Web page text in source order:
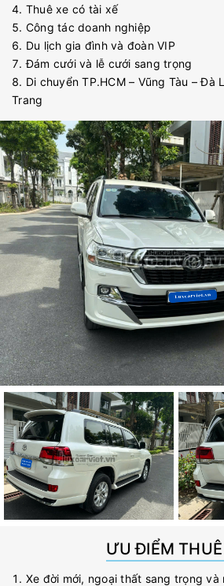
Thuê xe có tài xế
Công tác doanh nghiệp
Du lịch gia đình và đoàn VIP
Đám cưới và lễ cưới sang trọng
Di chuyển TP.HCM – Vũng Tàu – Đà
Trang
ƯU ĐIỂM THUÊ
Xe đời mới, ngoại thất sang trọng và